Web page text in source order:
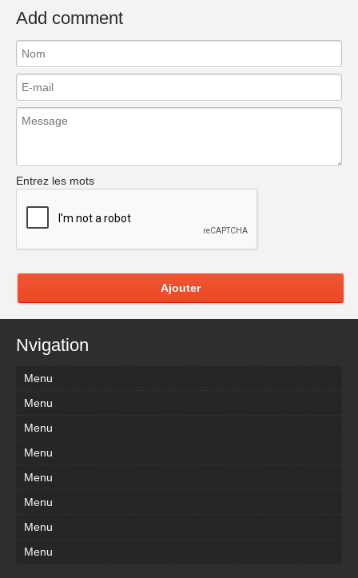
Add comment
Entrez les mots
Ajouter
Nvigation
Menu
Menu
Menu
Menu
Menu
Menu
Menu
Menu